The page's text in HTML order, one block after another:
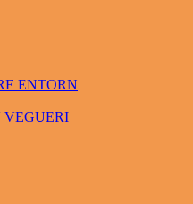
ENTORN
VEGUERI